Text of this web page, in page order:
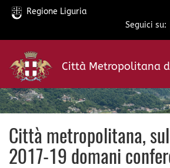
Salta
contenuto
principale
Regione Liguria
Seguici su:
Città Metropolitana
Città metropolitana,
2017-19 domani